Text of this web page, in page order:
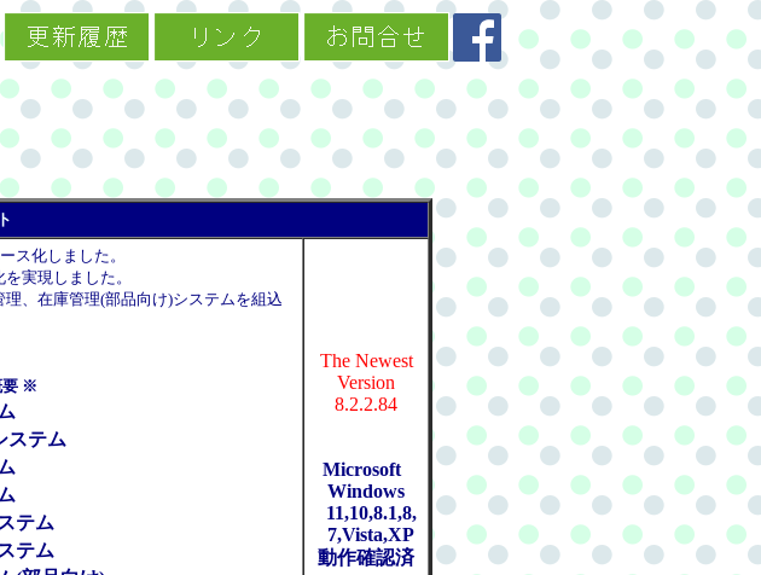
ス化しました。
実現しました。
、在庫管理(部品向け)システムを組込
要 ※
ステム
テム
テム
The Newest
Version
8.2.2.84
Microsoft
Windows
11,10,8.1,8,
7,Vista,XP
動作確認済